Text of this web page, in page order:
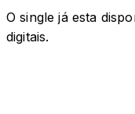
O single já esta
digitais.